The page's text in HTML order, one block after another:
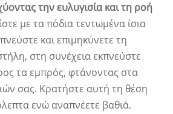
την ευλυγισία και τη ροή
με τα πόδια τεντωμένα ίσια
και επιμηκύνετε τη
στη συνέχεια εκπνεύστε
τα εμπρός, φτάνοντας στα
σας. Κρατήστε αυτή τη θέση
ενώ αναπνέετε βαθιά.